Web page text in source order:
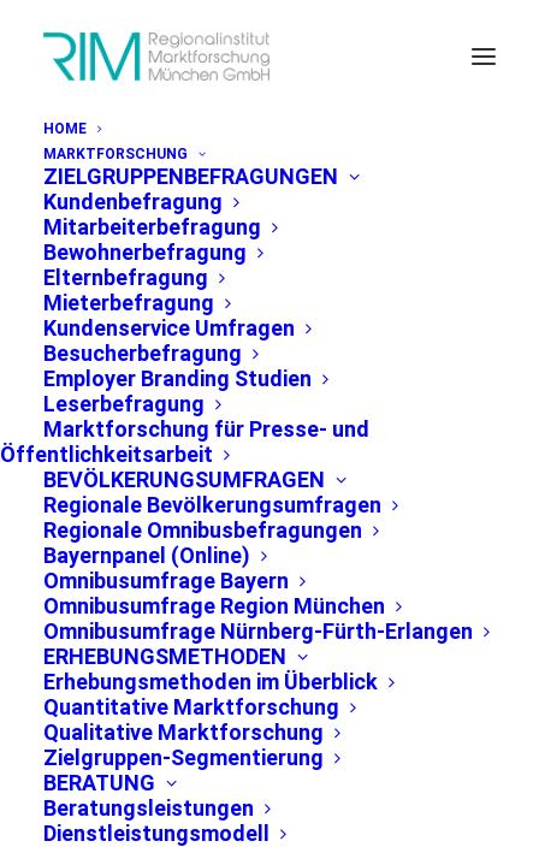
HOME
MARKTFORSCHUNG
ZIELGRUPPENBEFRAGUNGEN
Kundenbefragung
Mitarbeiterbefragung
Bewohnerbefragung
Elternbefragung
Mieterbefragung
Kundenservice Umfragen
Besucherbefragung
Employer Branding Studien
Leserbefragung
Marktforschung für Presse- und
Öffentlichkeitsarbeit
BEVÖLKERUNGSUMFRAGEN
Regionale Bevölkerungsumfragen
Regionale Omnibusbefragungen
Bayernpanel (Online)
Omnibusumfrage Bayern
Omnibusumfrage Region München
Omnibusumfrage Nürnberg-Fürth-Erlangen
ERHEBUNGSMETHODEN
Erhebungsmethoden im Überblick
Quantitative Marktforschung
Qualitative Marktforschung
Zielgruppen-Segmentierung
BERATUNG
Beratungsleistungen
Dienstleistungsmodell
PRESSEMITTEILUNG
Bevölkerungsumfrage
Region München
Wohnraum bleibt drängendstes
Thema – Zufriedenheit mit
Kommunalpolitik nur verhalten